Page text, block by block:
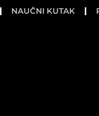
NAUČNI KUTAK